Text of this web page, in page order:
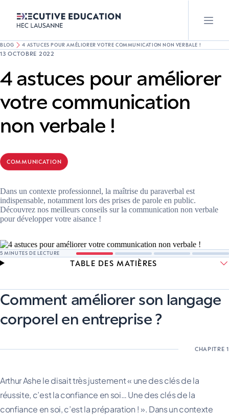
BLOG 4 ASTUCES POUR AMÉLIORER VOTRE COMMUNICATION NON VERBALE !
13 OCTOBRE 2022
4 astuces pour améliorer
votre communication
non verbale !
COMMUNICATION
Dans un contexte professionnel, la maîtrise du paraverbal est
indispensable, notamment lors des prises de parole en public.
Découvrez nos meilleurs conseils sur la communication non verbale
pour développer votre aisance !
5 MINUTES DE LECTURE
TABLE DES MATIÈRES
Comment améliorer son langage
corporel en entreprise ?
Arthur Ashe le disait très justement « une des clés de la
réussite, c’est la confiance en soi… Une des clés de la
confiance en soi, c’est la préparation ! ». Dans un contexte